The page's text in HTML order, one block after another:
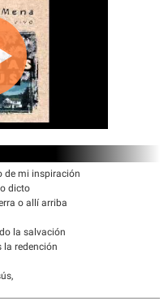
de mi inspiración
dicto
o allí arriba
la salvación
la redención